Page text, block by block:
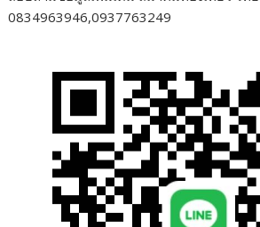
0834963946,0937763249